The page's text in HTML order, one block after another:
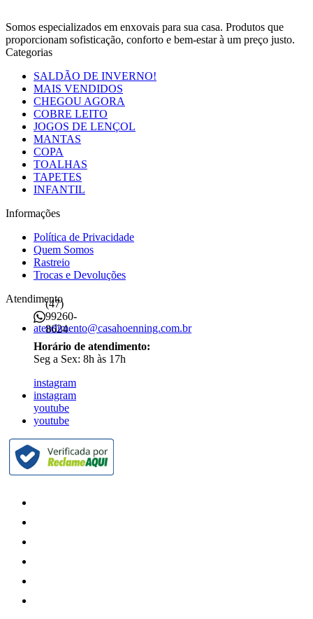
Somos especializados em enxovais para sua casa. Produtos que
proporcionam sofisticação, conforto e bem-estar à um preço justo.
Categorias
SALDÃO DE INVERNO!
MAIS VENDIDOS
CHEGOU AGORA
COBRE LEITO
JOGOS DE LENÇOL
MANTAS
COPA
TOALHAS
TAPETES
INFANTIL
Informações
Política de Privacidade
Quem Somos
Rastreio
Trocas e Devoluções
Atendimento
(47)
99260-
8624
atendimento@casahoenning.com.br
Horário de atendimento:
Seg a Sex: 8h às 17h
instagram
instagram
youtube
youtube